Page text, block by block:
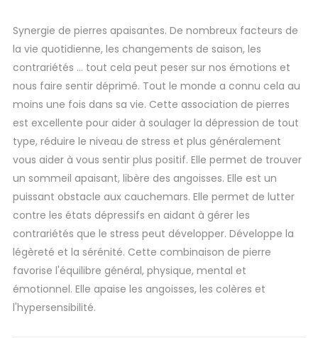
Synergie de pierres apaisantes. De nombreux facteurs de
la vie quotidienne, les changements de saison, les
contrariétés ... tout cela peut peser sur nos émotions et
nous faire sentir déprimé. Tout le monde a connu cela au
moins une fois dans sa vie. Cette association de pierres
est excellente pour aider à soulager la dépression de tout
type, réduire le niveau de stress et plus généralement
vous aider à vous sentir plus positif. Elle permet de trouver
un sommeil apaisant, libère des angoisses. Elle est un
puissant obstacle aux cauchemars. Elle permet de lutter
contre les états dépressifs en aidant à gérer les
contrariétés que le stress peut développer. Développe la
légèreté et la sérénité. Cette combinaison de pierre
favorise l'équilibre général, physique, mental et
émotionnel. Elle apaise les angoisses, les colères et
l'hypersensibilité.